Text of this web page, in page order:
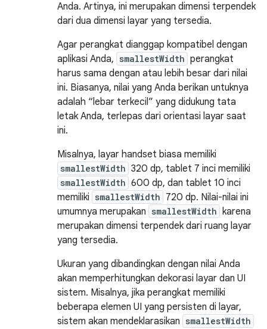
Anda. Artinya, ini merupakan dimensi terpendek
dari dua dimensi layar yang tersedia.
Agar perangkat dianggap kompatibel dengan
aplikasi Anda, smallestWidth perangkat
harus sama dengan atau lebih besar dari nilai
ini. Biasanya, nilai yang Anda berikan untuknya
adalah “lebar terkecil” yang didukung tata
letak Anda, terlepas dari orientasi layar saat
ini.
Misalnya, layar handset biasa memiliki
smallestWidth 320 dp, tablet 7 inci memiliki
smallestWidth 600 dp, dan tablet 10 inci
memiliki smallestWidth 720 dp. Nilai-nilai ini
umumnya merupakan smallestWidth karena
merupakan dimensi terpendek dari ruang layar
yang tersedia.
Ukuran yang dibandingkan dengan nilai Anda
akan memperhitungkan dekorasi layar dan UI
sistem. Misalnya, jika perangkat memiliki
beberapa elemen UI yang persisten di layar,
sistem akan mendeklarasikan smallestWidth